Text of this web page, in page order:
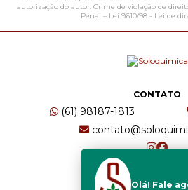
autorização do autor. Crime de violação de
Penal – Lei 9610/98 - Lei de
CONTATO
(61) 98187-1813
ENDEREÇO
Olá! Fale